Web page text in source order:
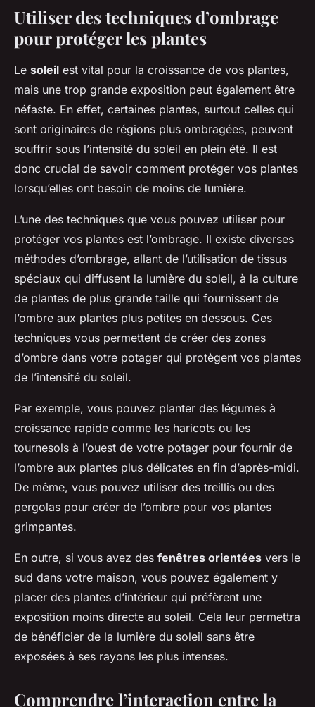
Utiliser des techniques d’ombrage
pour protéger les plantes
Le soleil est vital pour la croissance de vos plantes,
mais une trop grande exposition peut également être
néfaste. En effet, certaines plantes, surtout celles qui
sont originaires de régions plus ombragées, peuvent
souffrir sous l’intensité du soleil en plein été. Il est
donc crucial de savoir comment protéger vos plantes
lorsqu’elles ont besoin de moins de lumière.
L’une des techniques que vous pouvez utiliser pour
protéger vos plantes est l’ombrage. Il existe diverses
méthodes d’ombrage, allant de l’utilisation de tissus
spéciaux qui diffusent la lumière du soleil, à la culture
de plantes de plus grande taille qui fournissent de
l’ombre aux plantes plus petites en dessous. Ces
techniques vous permettent de créer des zones
d’ombre dans votre potager qui protègent vos plantes
de l’intensité du soleil.
Par exemple, vous pouvez planter des légumes à
croissance rapide comme les haricots ou les
tournesols à l’ouest de votre potager pour fournir de
l’ombre aux plantes plus délicates en fin d’après-midi.
De même, vous pouvez utiliser des treillis ou des
pergolas pour créer de l’ombre pour vos plantes
grimpantes.
En outre, si vous avez des fenêtres orientées vers le
sud dans votre maison, vous pouvez également y
placer des plantes d’intérieur qui préfèrent une
exposition moins directe au soleil. Cela leur permettra
de bénéficier de la lumière du soleil sans être
exposées à ses rayons les plus intenses.
Comprendre l’interaction entre la